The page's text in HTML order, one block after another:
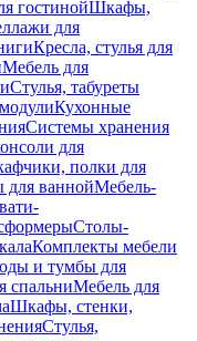
гостинойШкафы,
для
Кресла, стулья для
Мебель для
Стулья, табуреты
Кухонные
Системы хранения
для
полки для
для ваннойМебель-
Столы-
Комплекты мебели
и тумбы для
спальниМебель для
Шкафы, стенки,
Стулья,